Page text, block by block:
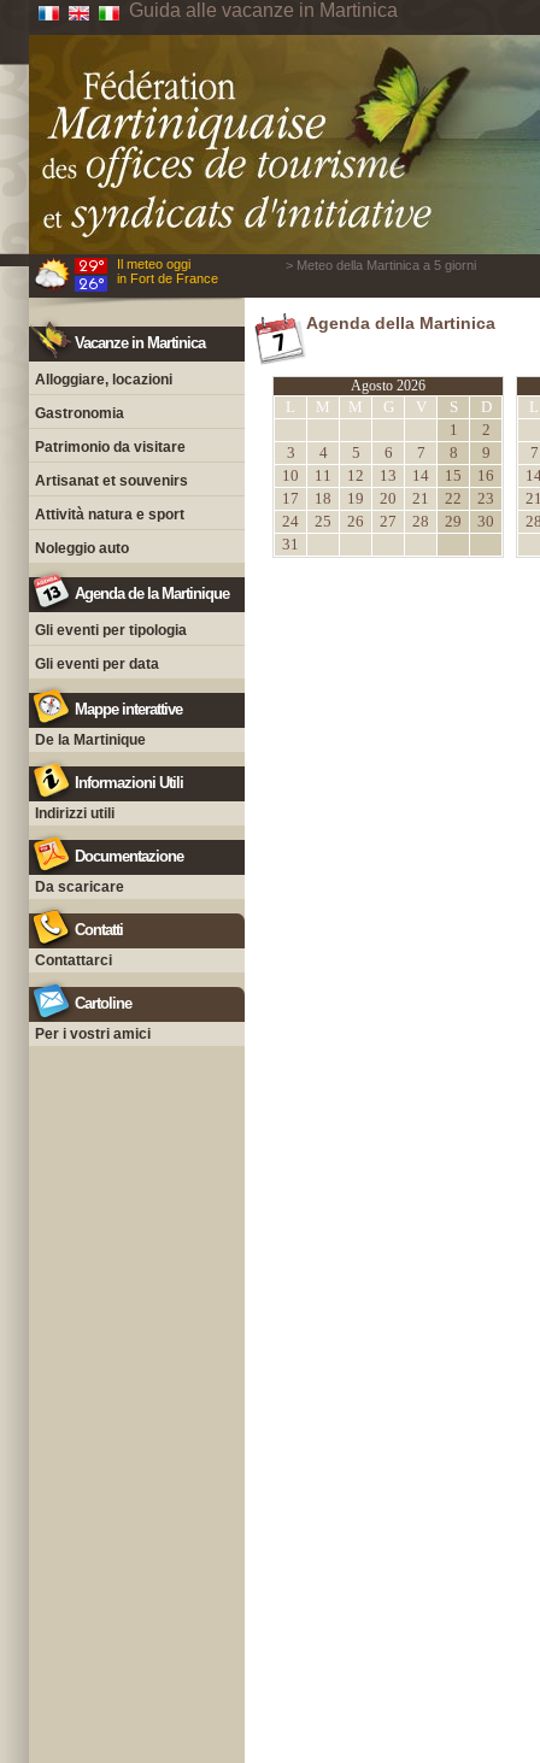
Guida alle vacanze in Martinica
Il meteo oggi
in Fort de France
> Meteo della Martinica a 5 giorni
Vacanze in Martinica
Alloggiare, locazioni
Gastronomia
Patrimonio da visitare
Artisanat et souvenirs
Attività natura e sport
Noleggio auto
Agenda de la Martinique
Gli eventi per tipologia
Gli eventi per data
Mappe interattive
De la Martinique
Informazioni Utili
Indirizzi utili
Documentazione
Da scaricare
Contatti
Contattarci
Cartoline
Per i vostri amici
Agenda della Martinica
Agosto 2026
L M M G V S
D
1
2
3
4 5 6 7 8
9
10
11 12 13 14 15
16
17
18 19 20 21 22
23
24
25 26 27 28 29
30
31
L
7